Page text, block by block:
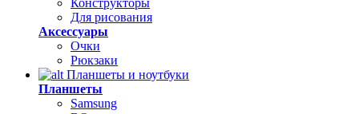
Конструкторы
Для рисования
Аксессуары
Очки
Рюкзаки
Планшеты и ноутбуки
Планшеты
Samsung